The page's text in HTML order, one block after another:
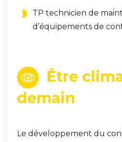
TP technicien de
d’équipements de
Être
demain
Le développement du